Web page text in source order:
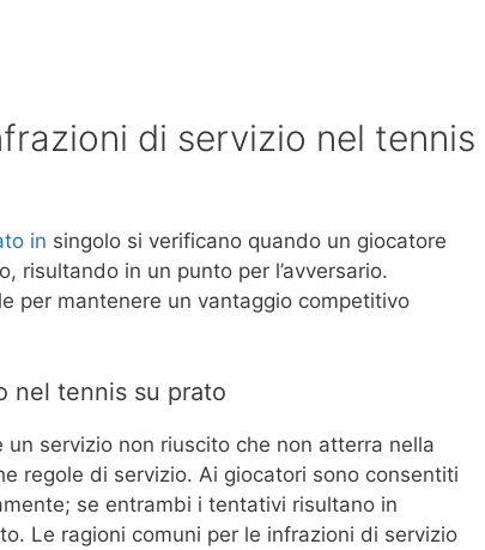
di servizio nel tennis
in singolo si verificano quando un giocatore
risultando in un punto per l’avversario.
per mantenere un vantaggio competitivo
nel tennis su prato
servizio non riuscito che non atterra nella
regole di servizio. Ai giocatori sono consentiti
se entrambi i tentativi risultano in
Le ragioni comuni per le infrazioni di servizio